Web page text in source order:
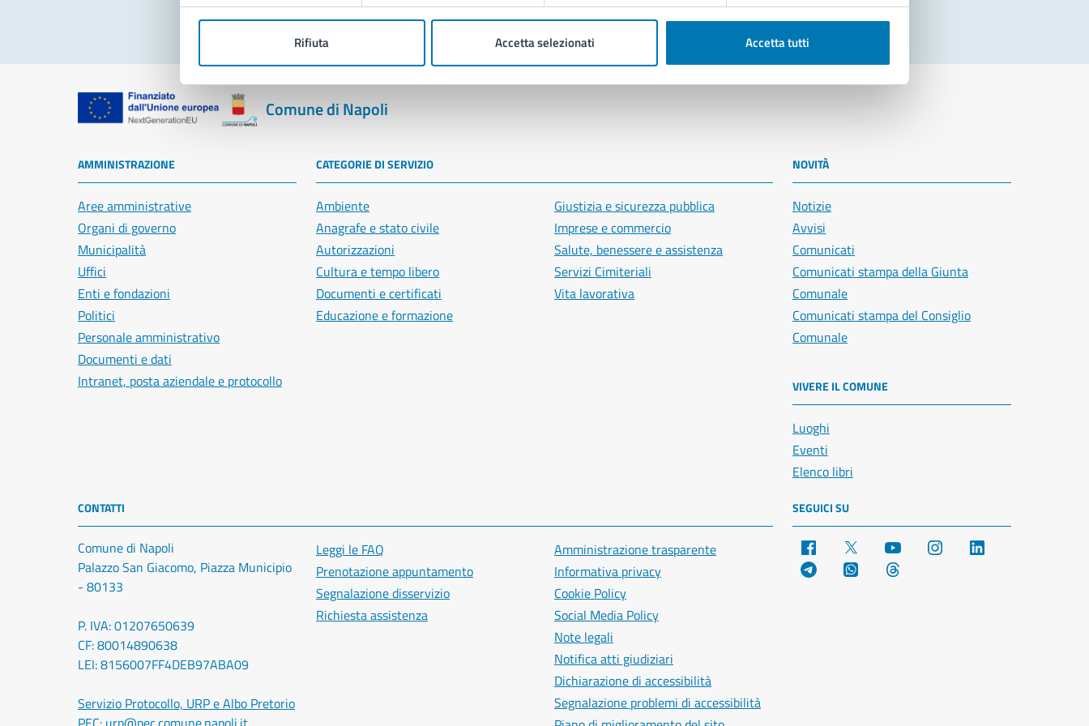
Rifiuta Accetta selezionati Accetta tutti
Comune di Napoli
AMMINISTRAZIONE
Aree amministrative
Organi di governo
Municipalità
Uffici
Enti e fondazioni
Politici
Personale amministrativo
Documenti e dati
Intranet, posta aziendale e protocollo
CATEGORIE DI SERVIZIO
Ambiente
Anagrafe e stato civile
Autorizzazioni
Cultura e tempo libero
Documenti e certificati
Educazione e formazione
Giustizia e sicurezza pubblica
Imprese e commercio
Salute, benessere e assistenza
Servizi Cimiteriali
Vita lavorativa
NOVITÀ
Notizie
Avvisi
Comunicati
Comunicati stampa della Giunta
Comunale
Comunicati stampa del Consiglio
Comunale
VIVERE IL COMUNE
Luoghi
Eventi
Elenco libri
CONTATTI
Comune di Napoli
Palazzo San Giacomo, Piazza Municipio
- 80133
P. IVA: 01207650639
CF: 80014890638
LEI: 8156007FF4DEB97ABA09
Servizio Protocollo, URP e Albo Pretorio
Leggi le FAQ
Prenotazione appuntamento
Segnalazione disservizio
Richiesta assistenza
Amministrazione trasparente
Informativa privacy
Cookie Policy
Social Media Policy
Note legali
Notifica atti giudiziari
Dichiarazione di accessibilità
Segnalazione problemi di accessibilità
SEGUICI SU
Facebook YouTube Instagram
Telegram WhatsApp